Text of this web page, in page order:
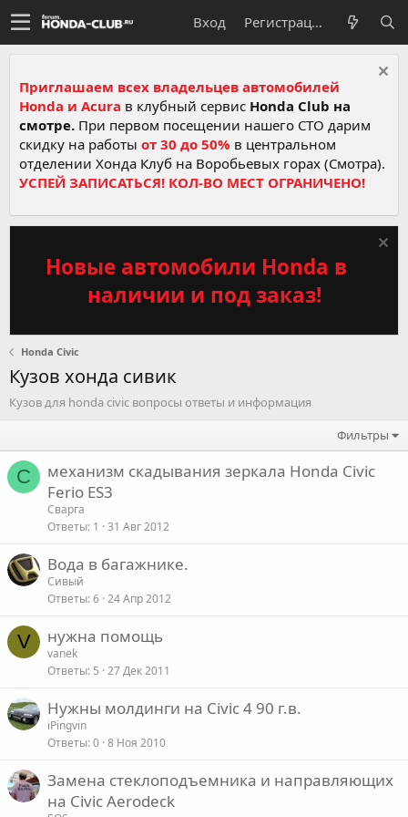
Вход Регистрация
Приглашаем всех владельцев автомобилей
Honda и Acura в клубный сервис Honda Club на
смотре. При первом посещении нашего СТО дарим
скидку на работы от 30 до 50% в центральном
отделении Хонда Клуб на Воробьевых горах (Смотра).
УСПЕЙ ЗАПИСАТЬСЯ! КОЛ-ВО МЕСТ ОГРАНИЧЕНО!
Новые автомобили Honda в
наличии и под заказ!
Honda Civic
Кузов хонда сивик
Кузов для honda civic вопросы ответы и информация
Фильтры
С
механизм скадывания зеркала Honda Civic
Ferio ES3
Сварга
Ответы 1 31 Авг 2012
Вода в багажнике.
Сивый
Ответы 6 24 Апр 2012
V нужна помощь
vanek
Ответы 5 27 Дек 2011
Нужны молдинги на Civic 4 90 г.в.
iPingvin
Ответы 0 8 Ноя 2010
Замена стеклоподъемника и направляющих
на Civic Aerodeck